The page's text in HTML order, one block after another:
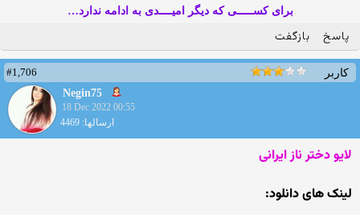
برای کســـــی که دیگر امیــــدی به ادامه ندارد…
پاسخ بازگفت
کاربر
#1,706
Negin75
18 Dec 2022 00:55
ارسالها: 4469
لایو دختر ناز ایرانی
لینک های دانلود: